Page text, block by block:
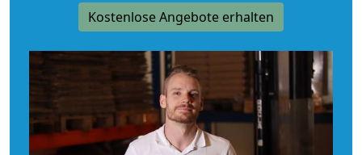
Kostenlose Angebote erhalten